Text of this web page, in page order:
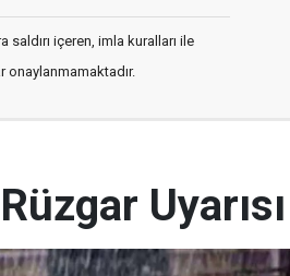
içeren, imla kuralları ile
onaylanmamaktadır.
Uyarısı